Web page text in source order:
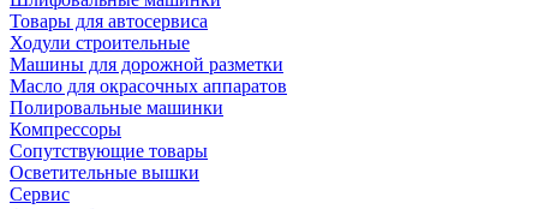
Товары для автосервиса
Ходули строительные
Машины для дорожной разметки
Масло для окрасочных аппаратов
Полировальные машинки
Компрессоры
Сопутствующие товары
Осветительные вышки
Сервис